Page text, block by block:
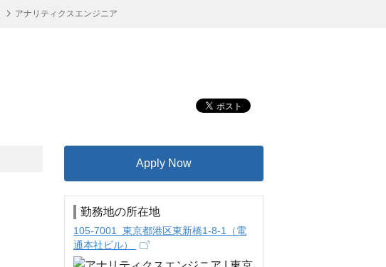
アナリティクスエンジニア
Apply Now
勤務地の所在地
105-7001 東京都港区東新橋1-8-1（電
通本社ビル）